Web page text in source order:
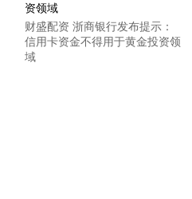
财盛配资 浙商银行发布提示：
信用卡资金不得用于黄金投资领
域